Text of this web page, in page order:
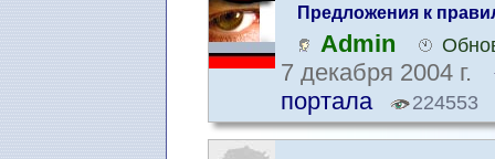
Предложения к
Admin
7 декабря 2004 г.
портала
224553